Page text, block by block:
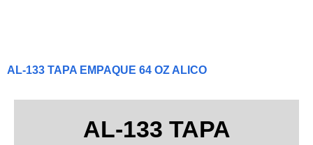
AL-133 TAPA EMPAQUE 64 OZ ALICO
AL-133 TAPA